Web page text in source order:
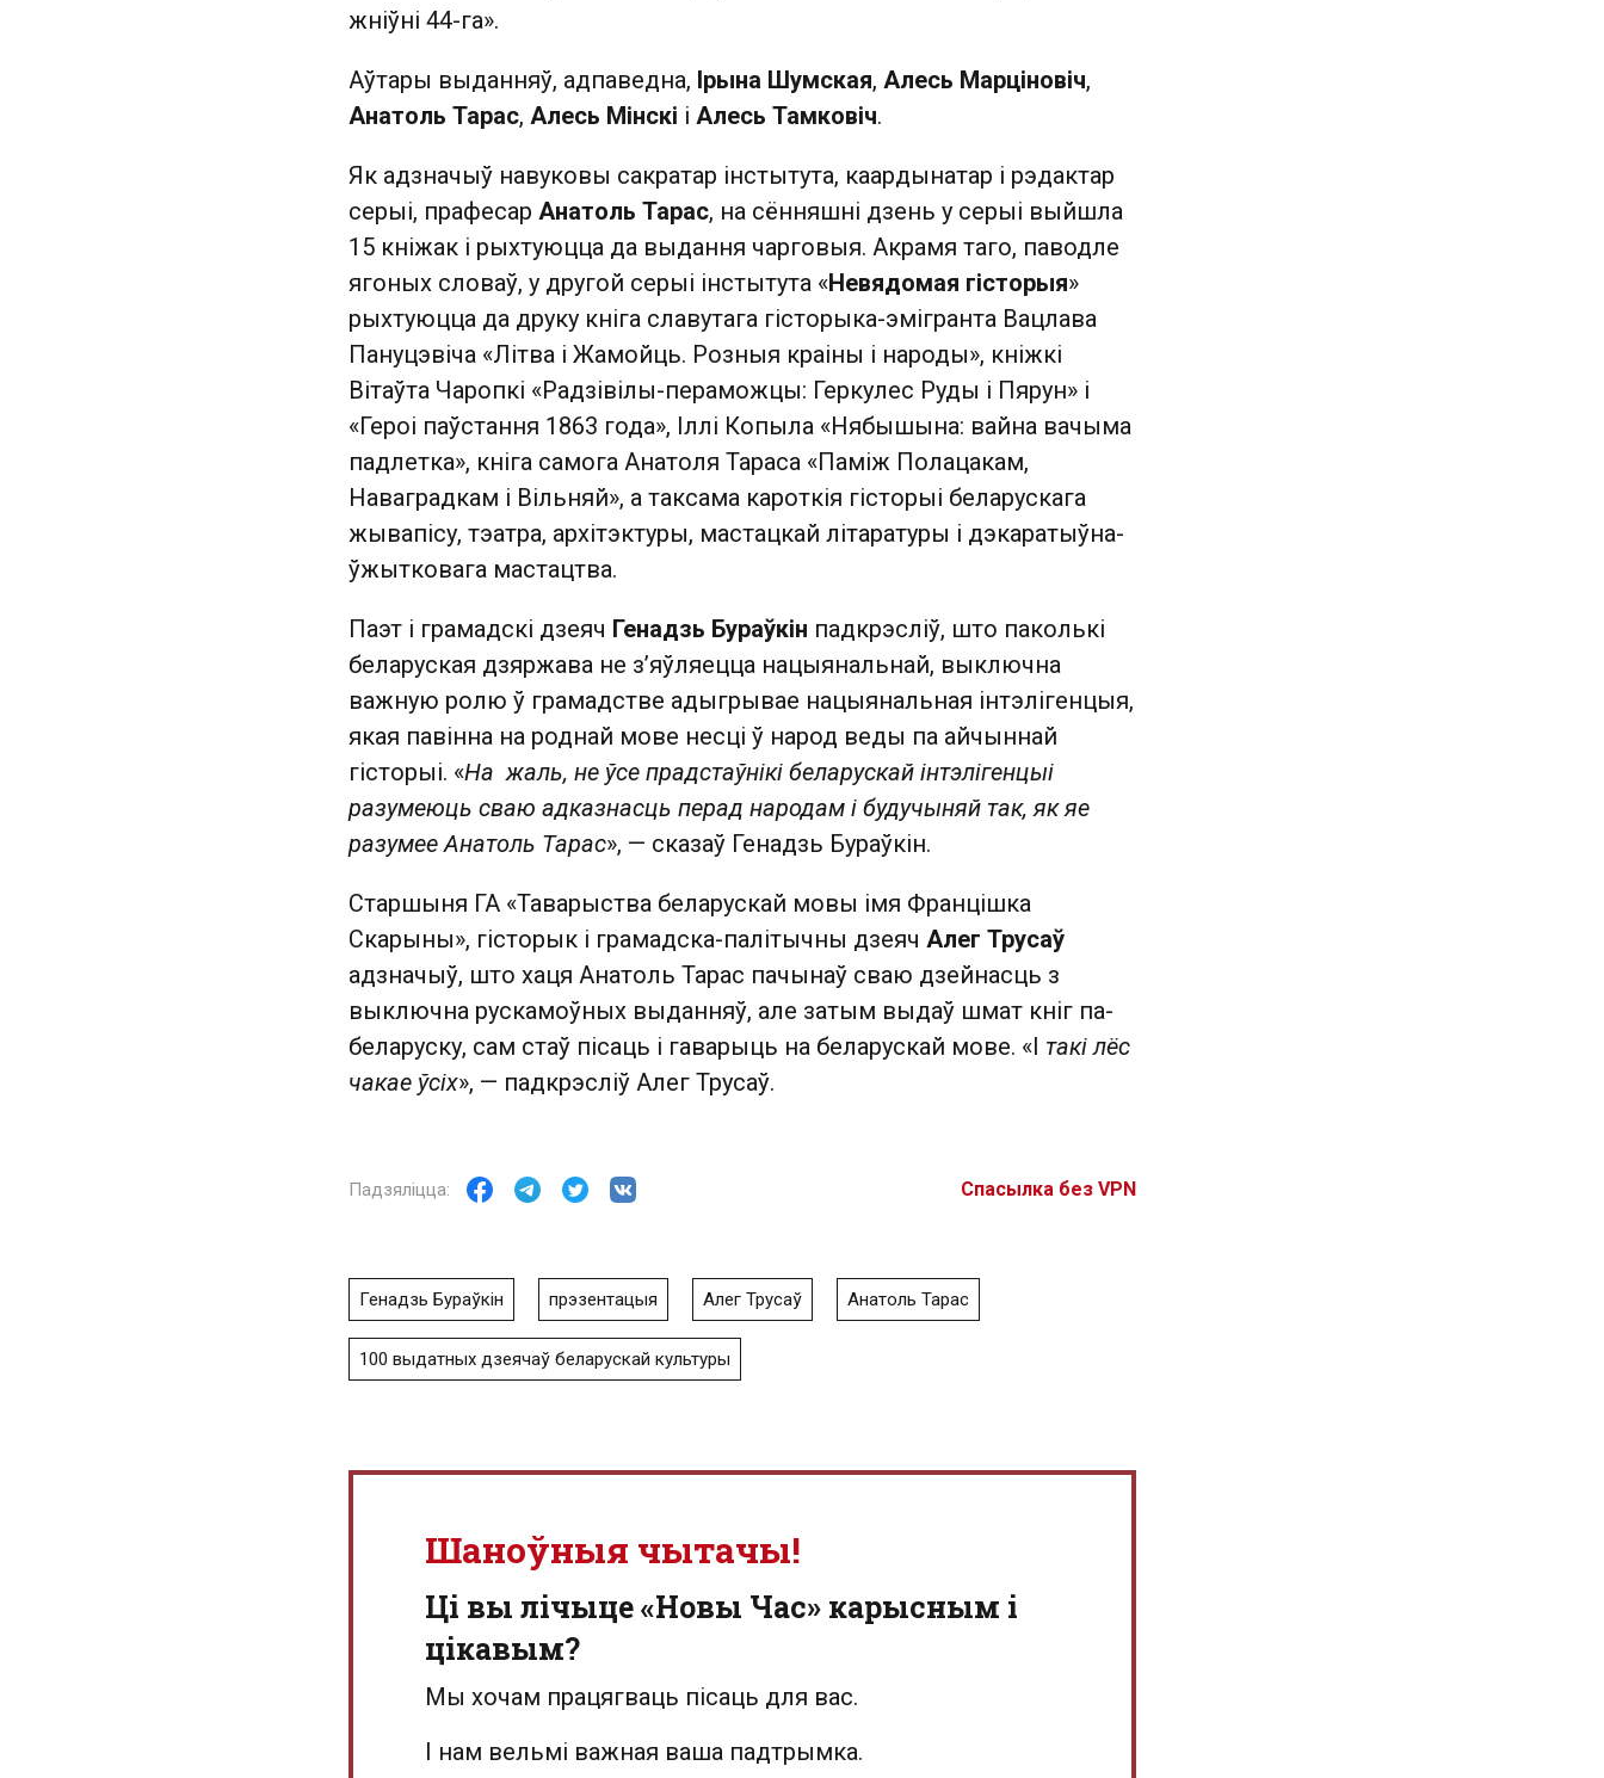
жніўні 44-га».
Аўтары выданняў, адпаведна, Ірына Шумская, Алесь Марціновіч,
Анатоль Тарас, Алесь Мінскі і Алесь Тамковіч.
Як адзначыў навуковы сакратар інстытута, каардынатар і рэдактар
серыі, прафесар Анатоль Тарас, на сённяшні дзень у серыі выйшла
15 кніжак і рыхтуюцца да выдання чарговыя. Акрамя таго, паводле
ягоных словаў, у другой серыі інстытута «Невядомая гісторыя»
рыхтуюцца да друку кніга славутага гісторыка-эмігранта Вацлава
Пануцэвіча «Літва і Жамойць. Розныя краіны і народы», кніжкі
Вітаўта Чаропкі «Радзівілы-пераможцы: Геркулес Руды і Пярун» і
«Героі паўстання 1863 года», Іллі Копыла «Нябышына: вайна вачыма
падлетка», кніга самога Анатоля Тараса «Паміж Полацакам,
Наваградкам і Вільняй», а таксама кароткія гісторыі беларускага
жывапісу, тэатра, архітэктуры, мастацкай літаратуры і дэкаратыўна-
ўжытковага мастацтва.
Паэт і грамадскі дзеяч Генадзь Бураўкін падкрэсліў, што паколькі
беларуская дзяржава не з’яўляецца нацыянальнай, выключна
важную ролю ў грамадстве адыгрывае нацыянальная інтэлігенцыя,
якая павінна на роднай мове несці ў народ веды па айчыннай
гісторыі. «На жаль, не ўсе прадстаўнікі беларускай інтэлігенцыі
разумеюць сваю адказнасць перад народам і будучыняй так, як яе
разумее Анатоль Тарас», — сказаў Генадзь Бураўкін.
Старшыня ГА «Таварыства беларускай мовы імя Францішка
Скарыны», гісторык і грамадска-палітычны дзеяч Алег Трусаў
адзначыў, што хаця Анатоль Тарас пачынаў сваю дзейнасць з
выключна рускамоўных выданняў, але затым выдаў шмат кніг па-
беларуску, сам стаў пісаць і гаварыць на беларускай мове. «І такі лёс
чакае ўсіх», — падкрэсліў Алег Трусаў.
Спасылка без VPN
Генадзь Бураўкін прэзентацыя Алег Трусаў Анатоль Тарас
100 выдатных дзеячаў беларускай культуры
Шаноўныя чытачы!
Ці вы лічыце «Новы Час» карысным і
цікавым?
Мы хочам працягваць пісаць для вас.
І нам вельмі важная ваша падтрымка.